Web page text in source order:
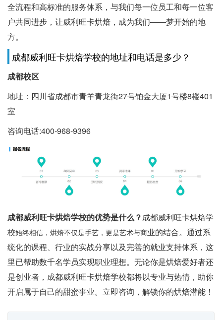
全流程和高标准的服务体系，与我们每一位员工和每一位客
户共同进步，让威利旺卡烘焙，成为我们——梦开始的地
方。
成都威利旺卡烘焙学校的地址和电话是多少？
成都校区
地址：四川省成都市青羊青龙街27号铂金大厦1号楼8楼401
室
咨询电话:400-968-9396
成都威利旺卡烘焙学校的优势是什么？成都威利旺卡烘焙学
校始终相信，烘焙不仅是手艺，更是艺术与商业的结合。通过系
统化的课程、行业的实战分享以及完善的就业支持体系，这
里已帮助数千名学员实现职业理想。无论你是烘焙爱好者还
是创业者，成都威利旺卡烘焙学校都将以专业与热情，助你
开启属于自己的甜蜜事业。立即咨询，解锁你的烘焙潜能！